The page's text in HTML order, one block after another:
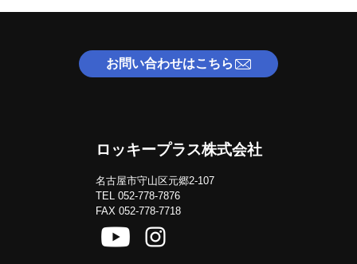
お問い合わせはこちら
ロッキープラス株式会社
名古屋市守山区元郷2-107
TEL 052-778-7876
FAX 052-778-7718